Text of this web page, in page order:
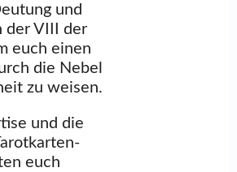
und
der VIII der
euch einen
die Nebel
zu weisen.
und die
euch